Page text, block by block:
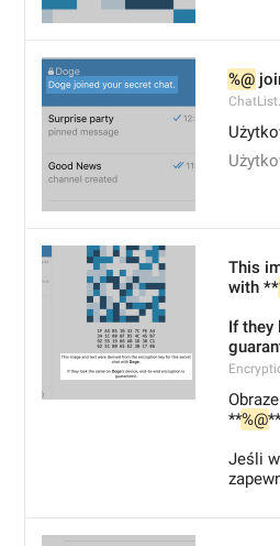
%@
This
with **
If they
**%@
Jeśli